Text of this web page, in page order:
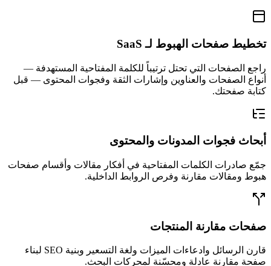
تخطيط صفحات الهبوط لـ SaaS
راجع الصفحات التي تحتل ترتيباً للكلمة المفتاحية المستهدفة —
أنواع الصفحات والعناوين وإشارات الثقة وفجوات المحتوى — قبل
كتابة صفحتك.
أبحاث فجوات المدونات والمحتوى
جمّع صادرات الكلمات المفتاحية في أفكار مقالات وأقسام صفحات
هبوط ومقالات مقارنة وفرص الروابط الداخلية.
صفحات مقارنة المنتجات
قارن الرسائل وادعاءات الميزات ولغة التسعير وبنية SEO لبناء
صفحة مقارنة عادلة ومحسّنة لمحركات البحث.